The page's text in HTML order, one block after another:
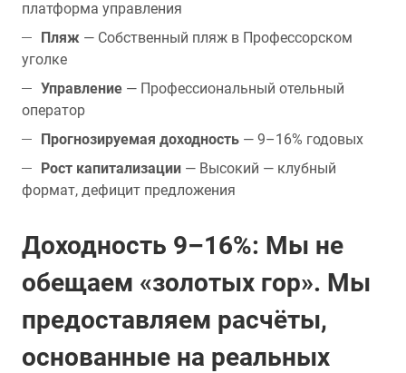
платформа управления
Пляж — Собственный пляж в Профессорском
уголке
Управление — Профессиональный отельный
оператор
Прогнозируемая доходность — 9–16% годовых
Рост капитализации — Высокий — клубный
формат, дефицит предложения
Доходность 9–16%: Мы не
обещаем «золотых гор». Мы
предоставляем расчёты,
основанные на реальных